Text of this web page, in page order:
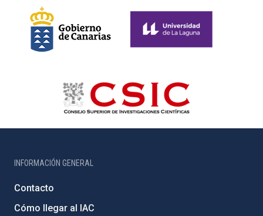
INFORMACIÓN GENERAL
Contacto
Cómo llegar al IAC